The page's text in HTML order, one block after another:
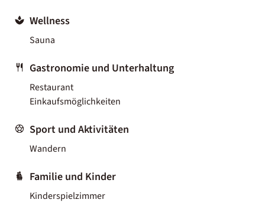
Wellness
Sauna
Gastronomie und Unterhaltung
Restaurant
Einkaufsmöglichkeiten
Sport und Aktivitäten
Wandern
Familie und Kinder
Kinderspielzimmer